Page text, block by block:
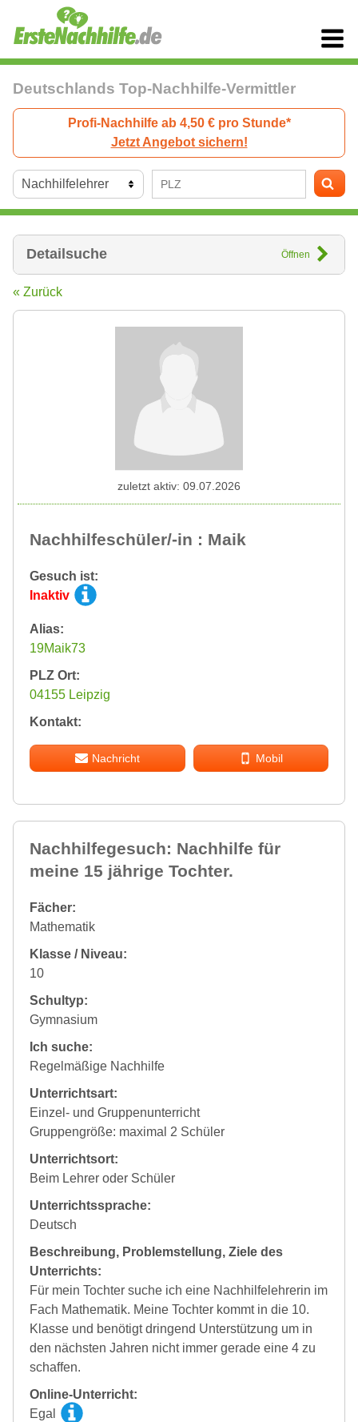
Deutschlands Top-Nachhilfe-Vermittler
Profi-Nachhilfe ab 4,50 € pro Stunde*
Jetzt Angebot sichern!
Detailsuche Öffnen
« Zurück
Nachhilfeschüler/-in : Maik
Gesuch ist:
Inaktiv
Alias:
19Maik73
PLZ Ort:
04155 Leipzig
Kontakt:
Nachricht Mobil
zuletzt aktiv: 09.07.2026
Nachhilfegesuch: Nachhilfe für
meine 15 jährige Tochter.
Fächer:
Mathematik
Klasse / Niveau:
10
Schultyp:
Gymnasium
Ich suche:
Regelmäßige Nachhilfe
Unterrichtsart:
Einzel- und Gruppenunterricht
Gruppengröße: maximal 2 Schüler
Unterrichtsort:
Beim Lehrer oder Schüler
Unterrichtssprache:
Deutsch
Beschreibung, Problemstellung, Ziele des
Unterrichts:
Für mein Tochter suche ich eine Nachhilfelehrerin im
Fach Mathematik. Meine Tochter kommt in die 10.
Klasse und benötigt dringend Unterstützung um in
den nächsten Jahren nicht immer gerade eine 4 zu
schaffen.
Online-Unterricht:
Egal